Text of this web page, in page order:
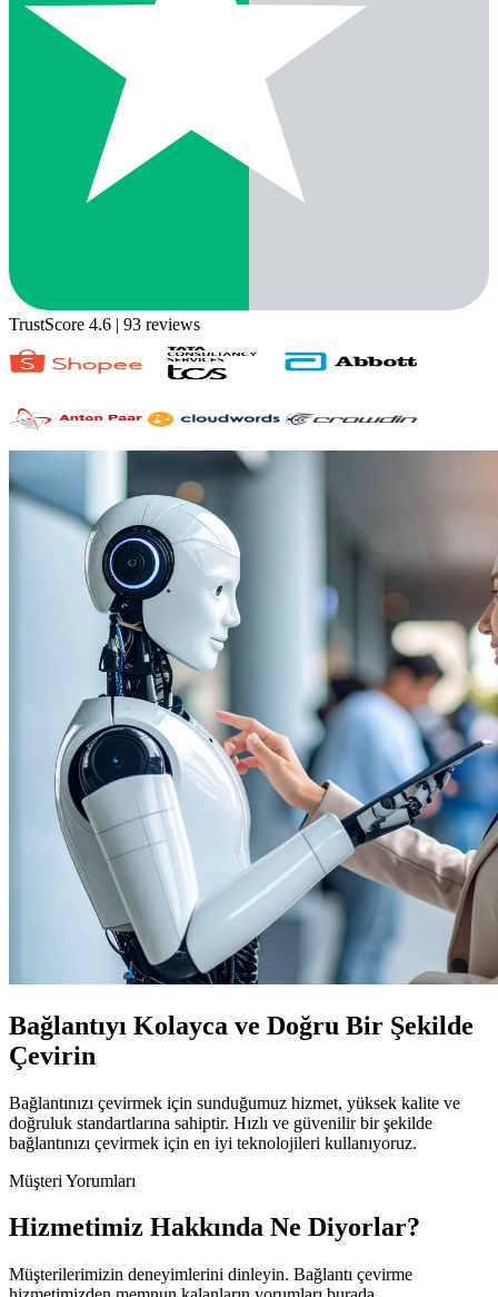
TrustScore 4.6 | 93 reviews
Bağlantıyı Kolayca ve Doğru Bir Şekilde
Çevirin
Bağlantınızı çevirmek için sunduğumuz hizmet, yüksek kalite ve
doğruluk standartlarına sahiptir. Hızlı ve güvenilir bir şekilde
bağlantınızı çevirmek için en iyi teknolojileri kullanıyoruz.
Müşteri Yorumları
Hizmetimiz Hakkında Ne Diyorlar?
Müşterilerimizin deneyimlerini dinleyin. Bağlantı çevirme